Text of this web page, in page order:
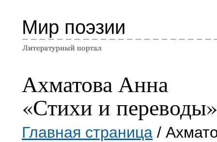
Мир поэзии
Ахматова Анна
«Стихи и переводы»
Главная страница /